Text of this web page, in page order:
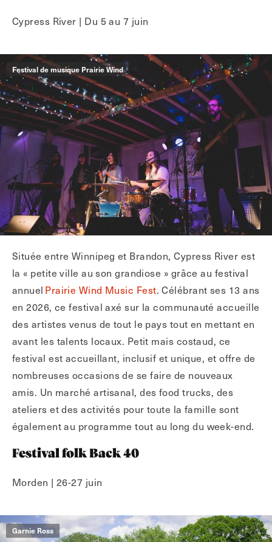
Cypress River | Du 5 au 7 juin
Festival de musique Prairie Wind
Située entre Winnipeg et Brandon, Cypress River est
la « petite ville au son grandiose » grâce au festival
annuel Prairie Wind Music Fest. Célébrant ses 13 ans
en 2026, ce festival axé sur la communauté accueille
des artistes venus de tout le pays tout en mettant en
avant les talents locaux. Petit mais costaud, ce
festival est accueillant, inclusif et unique, et offre de
nombreuses occasions de se faire de nouveaux
amis. Un marché artisanal, des food trucks, des
ateliers et des activités pour toute la famille sont
également au programme tout au long du week-end.
Festival folk Back 40
Morden | 26-27 juin
Garnie Ross